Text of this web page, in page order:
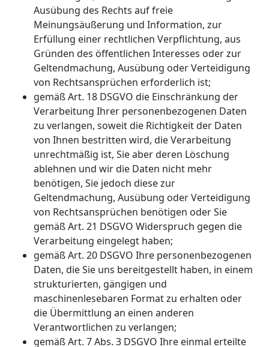
Ausübung des Rechts auf freie
Meinungsäußerung und Information, zur
Erfüllung einer rechtlichen Verpflichtung, aus
Gründen des öffentlichen Interesses oder zur
Geltendmachung, Ausübung oder Verteidigung
von Rechtsansprüchen erforderlich ist;
gemäß Art. 18 DSGVO die Einschränkung der
Verarbeitung Ihrer personenbezogenen Daten
zu verlangen, soweit die Richtigkeit der Daten
von Ihnen bestritten wird, die Verarbeitung
unrechtmäßig ist, Sie aber deren Löschung
ablehnen und wir die Daten nicht mehr
benötigen, Sie jedoch diese zur
Geltendmachung, Ausübung oder Verteidigung
von Rechtsansprüchen benötigen oder Sie
gemäß Art. 21 DSGVO Widerspruch gegen die
Verarbeitung eingelegt haben;
gemäß Art. 20 DSGVO Ihre personenbezogenen
Daten, die Sie uns bereitgestellt haben, in einem
strukturierten, gängigen und
maschinenlesebaren Format zu erhalten oder
die Übermittlung an einen anderen
Verantwortlichen zu verlangen;
gemäß Art. 7 Abs. 3 DSGVO Ihre einmal erteilte